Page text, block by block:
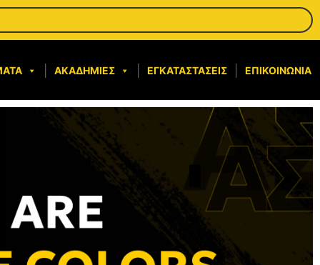
ΑΚΑΔΗΜΊΕΣ ΕΓΚΑΤΑΣΤΆΣΕΙΣ ΕΠΙΚΟΙΝΩΝΊΑ